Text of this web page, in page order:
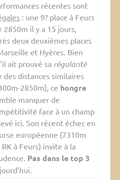
récentes sont
: une 9? place à Feurs
2850m il y a 15 jours,
deux deuxièmes places
et Hyères. Bien
ait prouvé sa régularité
des distances similaires
2850m), ce hongre
manquer de
face à un champ
ici. Son récent échec en
européenne (7310m
RK à Feurs) invite à la
Pas dans le top 3